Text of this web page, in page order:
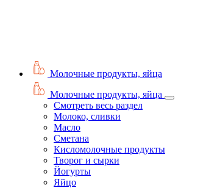
Молочные продукты, яйца
Молочные продукты, яйца
Смотреть весь раздел
Молоко, сливки
Масло
Сметана
Кисломолочные продукты
Творог и сырки
Йогурты
Яйцо